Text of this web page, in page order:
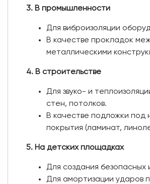
3. В промышленности
Для виброизоляции
В качестве прокладок
металлическими
4. В строительстве
Для звуко- и
стен, потолков.
В качестве подложки под
покрытия (ламинат,
5. На детских площадках
Для создания безопасных
Для амортизации ударов